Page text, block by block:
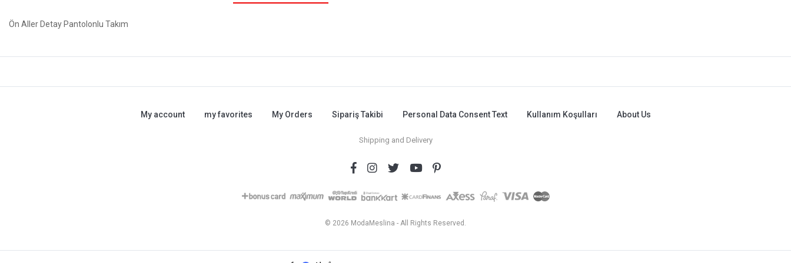
Ön Aller Detay Pantolonlu Takım
My account my favorites My Orders Sipariş Takibi Personal Data Consent Text Kullanım Koşulları About Us
Shipping and Delivery
© 2026 ModaMeslina - All Rights Reserved.